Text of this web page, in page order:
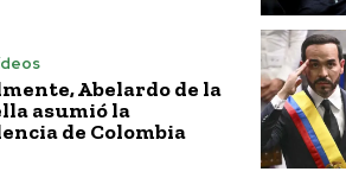
Abelardo de la
asumió la
de Colombia